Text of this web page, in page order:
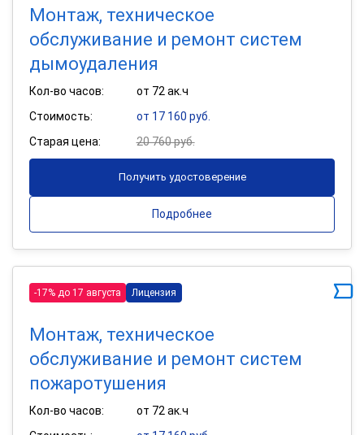
Монтаж, техническое
обслуживание и ремонт систем
дымоудаления
Кол-во часов:
от 72 ак.ч
Стоимость:
от 17 160 руб.
Старая цена:
20 760 руб.
Получить удостоверение
Подробнее
-17% до 17 августа Лицензия
Монтаж, техническое
обслуживание и ремонт систем
пожаротушения
Кол-во часов:
от 72 ак.ч